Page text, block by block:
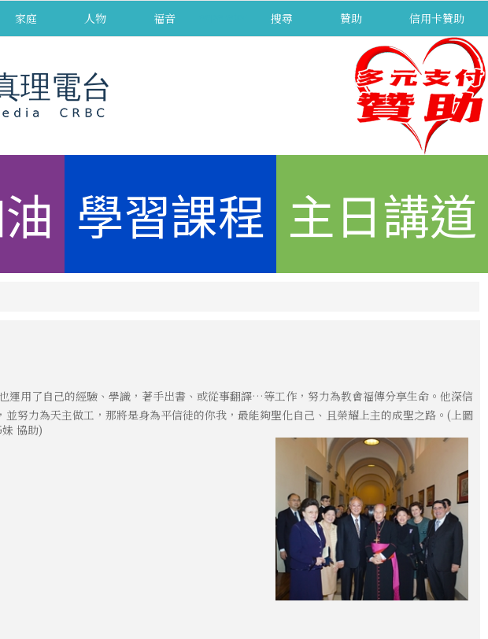
家庭 人物 福音 搜尋 贊助 信用卡贊助
學習課程 主日講道
運用了自己的經驗、學識，著手出書、或從事翻譯…等工作，努力為教會福傳分享生命。他深信
努力為天主做工，那將是身為平信徒的你我，最能夠聖化自己、且榮耀上主的成聖之路。(上圖
協助)